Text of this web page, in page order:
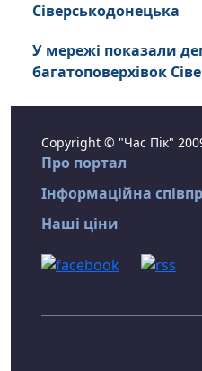
Сіверськодонецька
У мережі показали
багатоповерхівок
Copyright © "Час Пік"
Про портал
Інформаційна
Наші ціни